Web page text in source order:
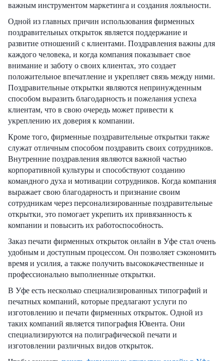
важным инструментом маркетинга и создания лояльности.
Одной из главных причин использования фирменных
поздравительных открыток является поддержание и
развитие отношений с клиентами. Поздравления важны для
каждого человека, и когда компания показывает свое
внимание и заботу о своих клиентах, это создает
положительное впечатление и укрепляет связь между ними.
Поздравительные открытки являются непринужденным
способом выразить благодарность и пожелания успеха
клиентам, что в свою очередь может привести к
укреплению их доверия к компании.
Кроме того, фирменные поздравительные открытки также
служат отличным способом поздравить своих сотрудников.
Внутренние поздравления являются важной частью
корпоративной культуры и способствуют созданию
командного духа и мотивации сотрудников. Когда компания
выражает свою благодарность и признание своим
сотрудникам через персонализированные поздравительные
открытки, это помогает укрепить их привязанность к
компании и повысить их работоспособность.
Заказ печати фирменных открыток онлайн в Уфе стал очень
удобным и доступным процессом. Он позволяет сэкономить
время и усилия, а также получить высококачественные и
профессионально выполненные открытки.
В Уфе есть несколько специализированных типографий и
печатных компаний, которые предлагают услуги по
изготовлению и печати фирменных открыток. Одной из
таких компаний является типография Ювента. Они
специализируются на полиграфической печати и
изготовлении различных видов открыток.